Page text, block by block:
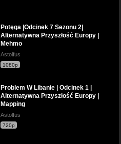
Potęga |Odcinek 7 Sezonu 2|
Alternatywna Przyszłość Europy |
Mehmo
Astolfus
1080p
Problem W Libanie | Odcinek 1 |
Alternatywna Przyszłość Europy |
Mapping
Astolfus
720p